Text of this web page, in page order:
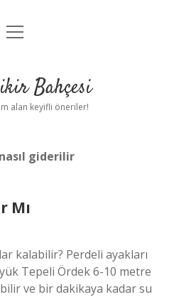
Uyarı
menüyü
Bahçesi
alan keyifli öneriler!
giderilir
Mı
kalabilir? Perdeli ayakları
Tepeli Ördek 6-10 metre
ve bir dakikaya kadar su